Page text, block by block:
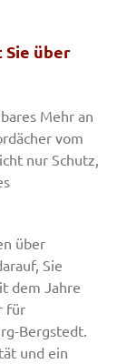
über
Mehr an
vom
nur Schutz,
über
Sie
dem Jahre
für
Bergstedt.
und ein